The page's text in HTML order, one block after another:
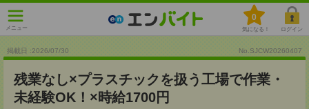
メニュー
0
気になる！ ログイン
掲載日 :2026/07/30 No.SJCW20260407
残業なし×プラスチックを扱う工場で作業・
未経験OK！×時給1700円